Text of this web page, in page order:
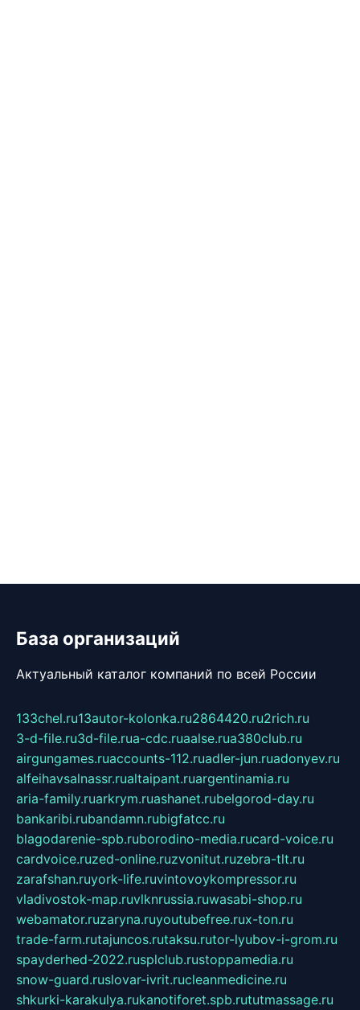
База организаций
Актуальный каталог компаний по всей России
133chel.ru13autor-kolonka.ru2864420.ru2rich.ru
3-d-file.ru3d-file.rua-cdc.ruaalse.rua380club.ru
airgungames.ruaccounts-112.ruadler-jun.ruadonyev.ru
alfeihavsalnassr.rualtaipant.ruargentinamia.ru
aria-family.ruarkrym.ruashanet.rubelgorod-day.ru
bankaribi.rubandamn.rubigfatcc.ru
blagodarenie-spb.ruborodino-media.rucard-voice.ru
cardvoice.ruzed-online.ruzvonitut.ruzebra-tlt.ru
zarafshan.ruyork-life.ruvintovoykompressor.ru
vladivostok-map.ruvlknrussia.ruwasabi-shop.ru
webamator.ruzaryna.ruyoutubefree.rux-ton.ru
trade-farm.rutajuncos.rutaksu.rutor-lyubov-i-grom.ru
spayderhed-2022.rusplclub.rustoppamedia.ru
snow-guard.ruslovar-ivrit.rucleanmedicine.ru
shkurki-karakulya.rukanotiforet.spb.rututmassage.ru